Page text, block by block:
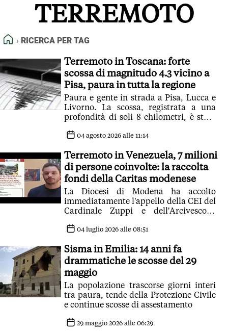
FEED RSS
NORMATIVE DEONTOLOGICHE
TERMINI e CONDIZIONI
TERREMOTO
HOME
RICERCA PER TAG
Terremoto in Toscana: forte
scossa di magnitudo 4.3 vicino a
Pisa, paura in tutta la regione
Paura e gente in strada a Pisa, Lucca e
Livorno. La scossa, registrata a una
profondità di soli 8 chilometri, è stata
04 agosto 2026 alle 11:14
Terremoto in Venezuela, 7 milioni
di persone coinvolte: la raccolta
fondi della Caritas modenese
La Diocesi di Modena ha accolto
immediatamente l'appello della CEI del
Cardinale Zuppi e dell'Arcivescovo
a denaro. I beni materiali oggj
04 luglio 2026 alle 08:51
Sisma in Emilia: 14 anni fa
drammatiche le scosse del 29
maggio
La popolazione trascorse giorni interi
tra paura, tende della Protezione Civile
e continue scosse di assestamento
29 maggio 2026 alle 06:29